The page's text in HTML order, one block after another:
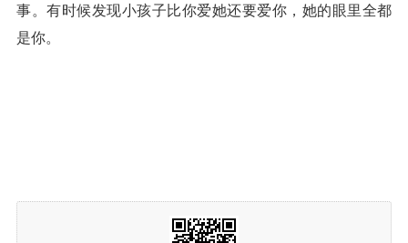
事。有时候发现小孩子比你爱她还要爱你，她的眼里全都
是你。